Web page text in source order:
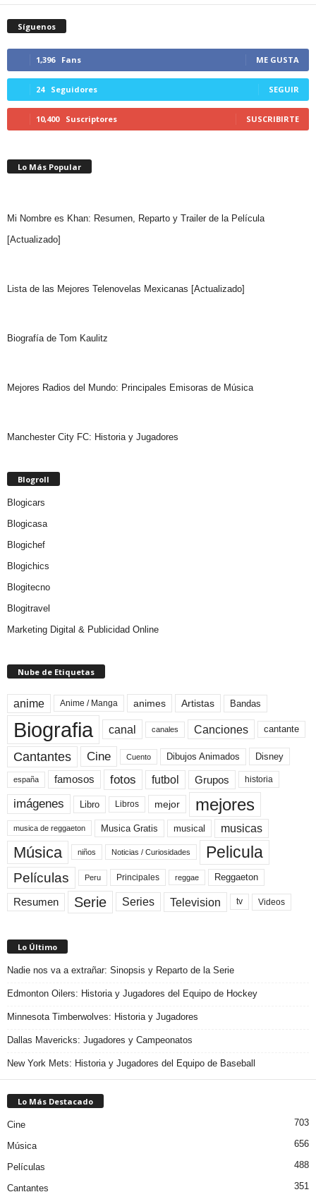
Síguenos
1,396 Fans ME GUSTA
24 Seguidores SEGUIR
10,400 Suscriptores SUSCRIBIRTE
Lo Más Popular
Mi Nombre es Khan: Resumen, Reparto y Trailer de la Película
[Actualizado]
Lista de las Mejores Telenovelas Mexicanas [Actualizado]
Biografía de Tom Kaulitz
Mejores Radios del Mundo: Principales Emisoras de Música
Manchester City FC: Historia y Jugadores
Blogroll
Blogicars
Blogicasa
Blogichef
Blogichics
Blogitecno
Blogitravel
Marketing Digital & Publicidad Online
Nube de Etiquetas
anime Anime / Manga animes Artistas Bandas
Biografia canal canales Canciones cantante
Cantantes Cine Cuento Dibujos Animados Disney
españa famosos fotos futbol Grupos historia
imágenes Libro Libros mejor mejores
musica de reggaeton Musica Gratis musical musicas
Música niños Noticias / Curiosidades Pelicula
Películas Peru Principales reggae Reggaeton
Resumen Serie Series Television tv Videos
Lo Último
Nadie nos va a extrañar: Sinopsis y Reparto de la Serie
Edmonton Oilers: Historia y Jugadores del Equipo de Hockey
Minnesota Timberwolves: Historia y Jugadores
Dallas Mavericks: Jugadores y Campeonatos
New York Mets: Historia y Jugadores del Equipo de Baseball
Lo Más Destacado
Cine 703
Música 656
Películas 488
Cantantes 351